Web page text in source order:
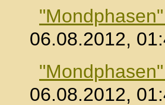
06.08.2012,
06.08.2012,